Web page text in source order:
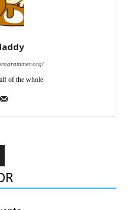
of the whole.